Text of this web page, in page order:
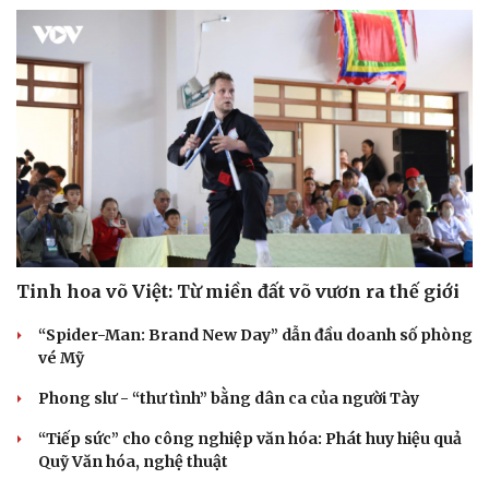
Tinh hoa võ Việt: Từ miền đất võ vươn ra thế giới
“Spider-Man: Brand New Day” dẫn đầu doanh số phòng
vé Mỹ
Phong slư - “thư tình” bằng dân ca của người Tày
“Tiếp sức” cho công nghiệp văn hóa: Phát huy hiệu quả
Quỹ Văn hóa, nghệ thuật